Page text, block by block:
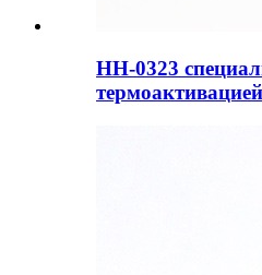
HH-0323
термоактивацией